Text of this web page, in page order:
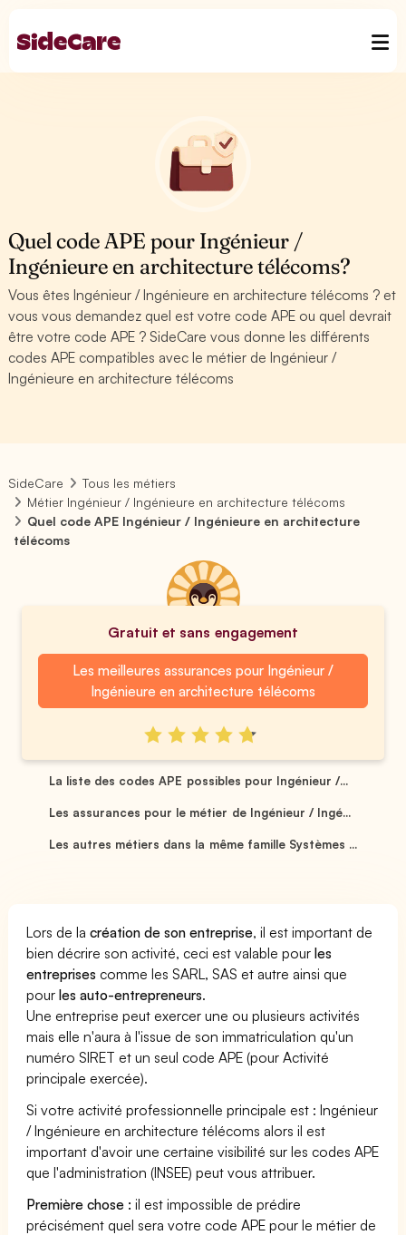
Quel code APE pour Ingénieur /
Ingénieure en architecture télécoms?
Vous êtes Ingénieur / Ingénieure en architecture télécoms ? et
vous vous demandez quel est votre code APE ou quel devrait
être votre code APE ? SideCare vous donne les différents
codes APE compatibles avec le métier de Ingénieur /
Ingénieure en architecture télécoms
SideCare
Tous les métiers
Métier Ingénieur / Ingénieure en architecture télécoms
Quel code APE Ingénieur / Ingénieure en architecture
télécoms
Gratuit et sans engagement
Les meilleures assurances pour Ingénieur /
Ingénieure en architecture télécoms
La liste des codes APE possibles pour Ingénieur /...
Les assurances pour le métier de Ingénieur / Ingé...
Les autres métiers dans la même famille Systèmes ...
Lors de lacréation de son entreprise, il est important de
bien décrire son activité, ceci est valable pourles
entreprises comme les SARL, SAS et autre ainsi que
pourles auto-entrepreneurs.
Une entreprise peut exercer une ou plusieurs activités
mais elle n'aura à l'issue de son immatriculation qu'un
numéro SIRET et un seul code APE (pour Activité
principale exercée).
Si votre activité professionnelle principale est : Ingénieur
/ Ingénieure en architecture télécoms alors il est
important d'avoir une certaine visibilité sur les codes APE
que l'administration (INSEE) peut vous attribuer.
Première chose : il est impossible de prédire
précisément quel sera votre code APE pour le métier de